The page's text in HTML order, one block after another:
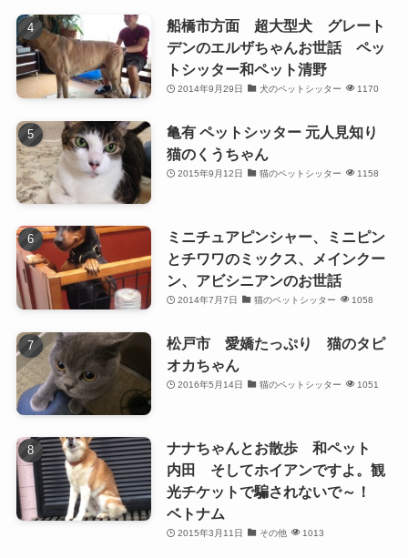
船橋市方面 超大型犬 グレート
デンのエルザちゃんお世話 ペッ
トシッター和ペット清野
2014年9月29日 犬のペットシッター 1170
亀有 ペットシッター 元人見知り
猫のくうちゃん
2015年9月12日 猫のペットシッター 1158
ミニチュアピンシャー、ミニピン
とチワワのミックス、メインクー
ン、アビシニアンのお世話
2014年7月7日 猫のペットシッター 1058
松戸市 愛嬌たっぷり 猫のタピ
オカちゃん
2016年5月14日 猫のペットシッター 1051
ナナちゃんとお散歩 和ペット
内田 そしてホイアンですよ。観
光チケットで騙されないで～！
ベトナム
2015年3月11日 その他 1013